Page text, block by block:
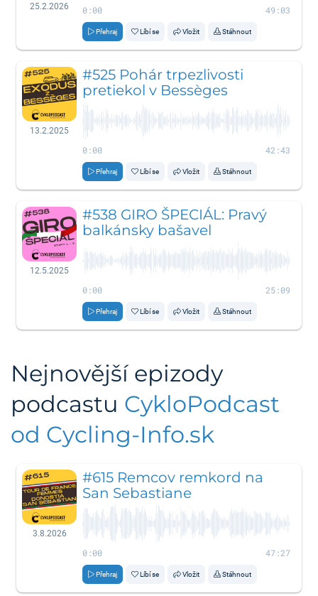
25.2.2026 0:00 49:03
Přehraj Líbí se Vložit Stáhnout
13.2.2025
#525 Pohár trpezlivosti
pretiekol v Bessèges
0:00 42:43
Přehraj Líbí se Vložit Stáhnout
12.5.2025
#538 GIRO ŠPECIÁL: Pravý
balkánsky bašavel
0:00 25:09
Přehraj Líbí se Vložit Stáhnout
Nejnovější epizody
podcastu CykloPodcast
od Cycling-Info.sk
3.8.2026
#615 Remcov remkord na
San Sebastiane
0:00 47:27
Přehraj Líbí se Vložit Stáhnout